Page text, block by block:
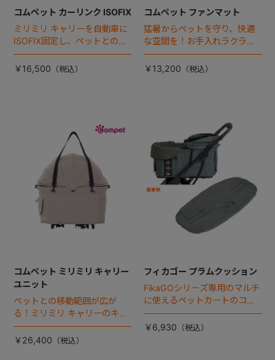
コムペット カーリンク ISOFIX
ミリミリ キャリーを自動車に
ISOFIX固定し、ペットとの車
移動をカンタン・快適に！
￥16,500
コムペット ファンマット
猛暑からペットを守り、快適
な空間を！お手入れラクラク
な「ファンマット」が登場！
￥13,200
コムペット ミリミリ キャリー
ユニット
ペットとの移動範囲が広が
る！ミリミリ キャリーのキャ
リー部単品が登場！
￥26,400
フィカゴー プラムクッション
FikaGOシリーズ専用のマルチ
に使えるペットカートのコー
ナークッション登場。
￥6,930